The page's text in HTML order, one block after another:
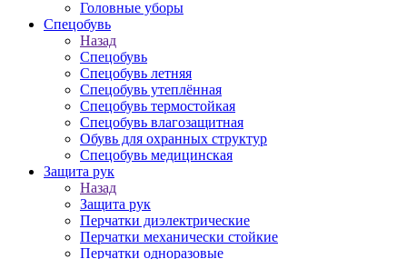
Головные уборы
Спецобувь
Назад
Спецобувь
Спецобувь летняя
Спецобувь утеплённая
Спецобувь термостойкая
Спецобувь влагозащитная
Обувь для охранных структур
Спецобувь медицинская
Защита рук
Назад
Защита рук
Перчатки диэлектрические
Перчатки механически стойкие
Перчатки одноразовые